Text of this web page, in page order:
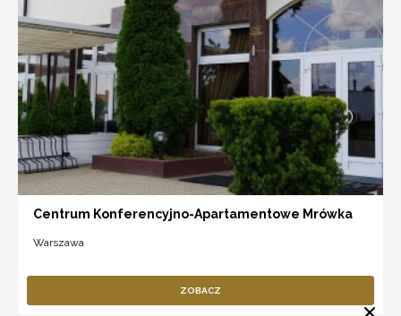
Centrum Konferencyjno-Apartamentowe Mrówka
Warszawa
ZOBACZ